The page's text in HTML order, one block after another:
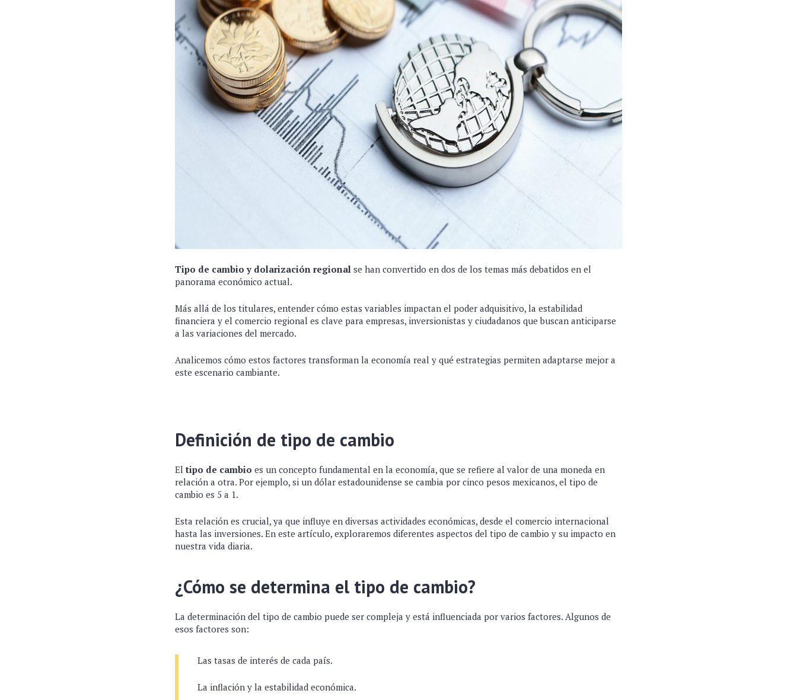
Tipo de cambio y dolarización regional se han convertido en dos de los temas más debatidos en el
panorama económico actual.
Más allá de los titulares, entender cómo estas variables impactan el poder adquisitivo, la estabilidad
financiera y el comercio regional es clave para empresas, inversionistas y ciudadanos que buscan anticiparse
a las variaciones del mercado.
Analicemos cómo estos factores transforman la economía real y qué estrategias permiten adaptarse mejor a
este escenario cambiante.
Definición de tipo de cambio
Eltipo de cambio es un concepto fundamental en la economía, que se refiere al valor de una moneda en
relación a otra. Por ejemplo, si un dólar estadounidense se cambia por cinco pesos mexicanos, el tipo de
cambio es 5 a 1.
Esta relación es crucial, ya que influye en diversas actividades económicas, desde el comercio internacional
hasta las inversiones. En este artículo, exploraremos diferentes aspectos del tipo de cambio y su impacto en
nuestra vida diaria.
¿Cómo se determina el tipo de cambio?
La determinación del tipo de cambio puede ser compleja y está influenciada por varios factores. Algunos de
esos factores son:
Las tasas de interés de cada país.
La inflación y la estabilidad económica.